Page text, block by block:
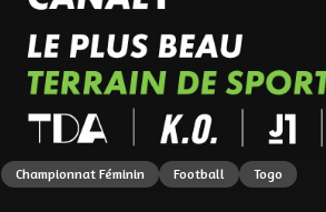
Championnat Féminin Football Togo